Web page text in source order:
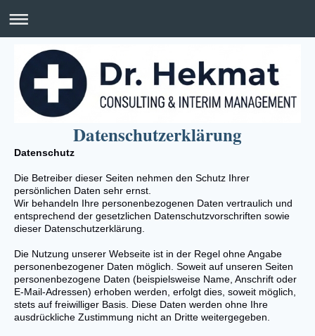
Datenschutzerklärung
Datenschutz
Die Betreiber dieser Seiten nehmen den Schutz Ihrer
persönlichen Daten sehr ernst.
Wir behandeln Ihre personenbezogenen Daten vertraulich und
entsprechend der gesetzlichen Datenschutzvorschriften sowie
dieser Datenschutzerklärung.
Die Nutzung unserer Webseite ist in der Regel ohne Angabe
personenbezogener Daten möglich. Soweit auf unseren Seiten
personenbezogene Daten (beispielsweise Name, Anschrift oder
E-Mail-Adressen) erhoben werden, erfolgt dies, soweit möglich,
stets auf freiwilliger Basis. Diese Daten werden ohne Ihre
ausdrückliche Zustimmung nicht an Dritte weitergegeben.